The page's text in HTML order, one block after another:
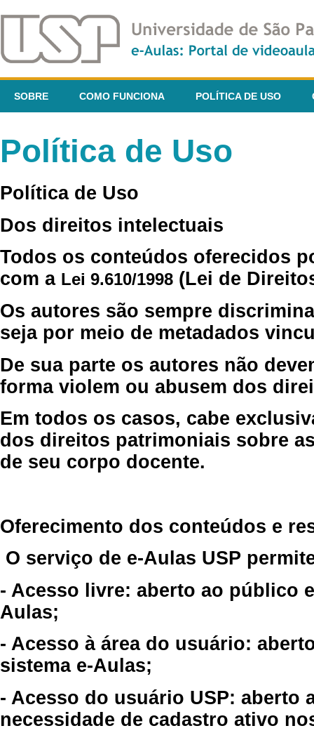
SOBRE COMO FUNCIONA POLÍTICA DE USO
Política de Uso
Política de Uso
Dos direitos intelectuais
Todos os conteúdos oferecidos
com a Lei 9.610/1998 (Lei de
Os autores são sempre
seja por meio de metadados
De sua parte os autores não
forma violem ou abusem dos
Em todos os casos, cabe
dos direitos patrimoniais sobre
de seu corpo docente.
Oferecimento dos conteúdos e
O serviço de e-Aulas USP
- Acesso livre: aberto ao público
Aulas;
- Acesso à área do usuário:
sistema e-Aulas;
- Acesso do usuário USP: aberto
necessidade de cadastro ativo